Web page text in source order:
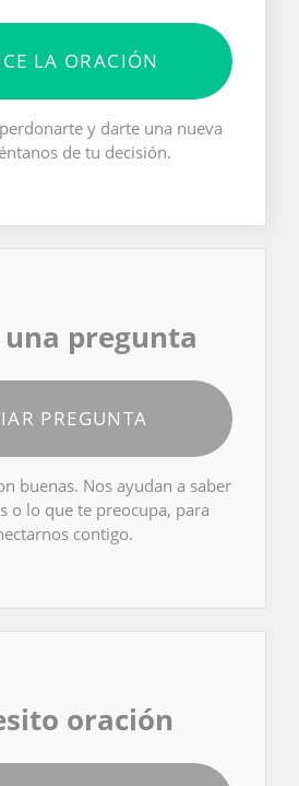
LA ORACIÓN
y darte una nueva
de tu decisión.
una pregunta
PREGUNTA
buenas. Nos ayudan a saber
o lo que te preocupa, para
contigo.
oración